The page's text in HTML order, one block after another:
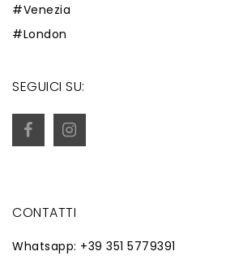
#Venezia
#London
SEGUICI SU:
CONTATTI
Whatsapp: +39 351 5779391